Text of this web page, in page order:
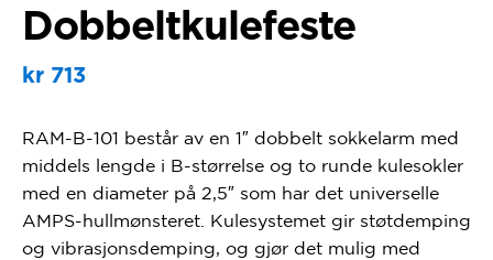
Dobbeltkulefeste
kr713
RAM-B-101 består av en 1″ dobbelt sokkelarm med
middels lengde i B-størrelse og to runde kulesokler
med en diameter på 2,5″ som har det universelle
AMPS-hullmønsteret. Kulesystemet gir støtdemping
og vibrasjonsdemping, og gjør det mulig med